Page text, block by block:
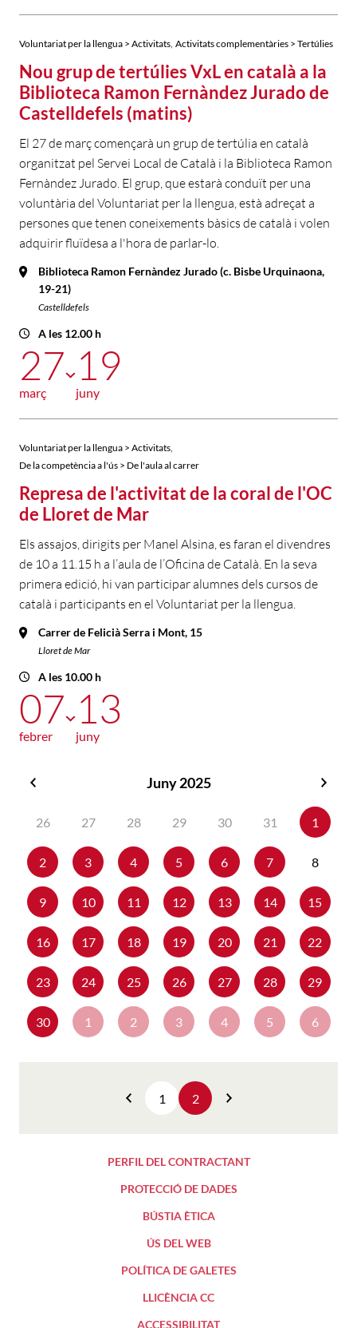
Voluntariat per la llengua > Activitats Activitats complementàries > Tertúlies
Nou grup de tertúlies VxL en català a la
Biblioteca Ramon Fernàndez Jurado de
Castelldefels (matins)
El 27 de març començarà un grup de tertúlia en català
organitzat pel Servei Local de Català i la Biblioteca Ramon
Fernàndez Jurado. El grup, que estarà conduït per una
voluntària del Voluntariat per la llengua, està adreçat a
persones que tenen coneixements bàsics de català i volen
adquirir fluïdesa a l'hora de parlar-lo.
Biblioteca Ramon Fernàndez Jurado (c. Bisbe Urquinaona,
19-21)
Castelldefels
A les 12.00 h
27
març
19
juny
Voluntariat per la llengua > Activitats
De la competència a l'ús > De l'aula al carrer
Represa de l'activitat de la coral de l'OC
de Lloret de Mar
Els assajos, dirigits per Manel Alsina, es faran el divendres
de 10 a 11.15 h a l’aula de l’Oficina de Català. En la seva
primera edició, hi van participar alumnes dels cursos de
català i participants en el Voluntariat per la llengua.
Carrer de Felicià Serra i Mont, 15
Lloret de Mar
A les 10.00 h
07
febrer
13
juny
Juny 2025
26
27 28 29 30 31 1
2 3 4 5 6 7 8
9 10 11 12 13 14 15
16 17 18 19 20 21 22
23 24 25 26 27 28 29
30 1 2 3 4 5 6
Anterior
1 2
PERFIL DEL CONTRACTANT
PROTECCIÓ DE DADES
BÚSTIA ÈTICA
ÚS DEL WEB
POLÍTICA DE GALETES
LLICÈNCIA CC
ACCESSIBILITAT